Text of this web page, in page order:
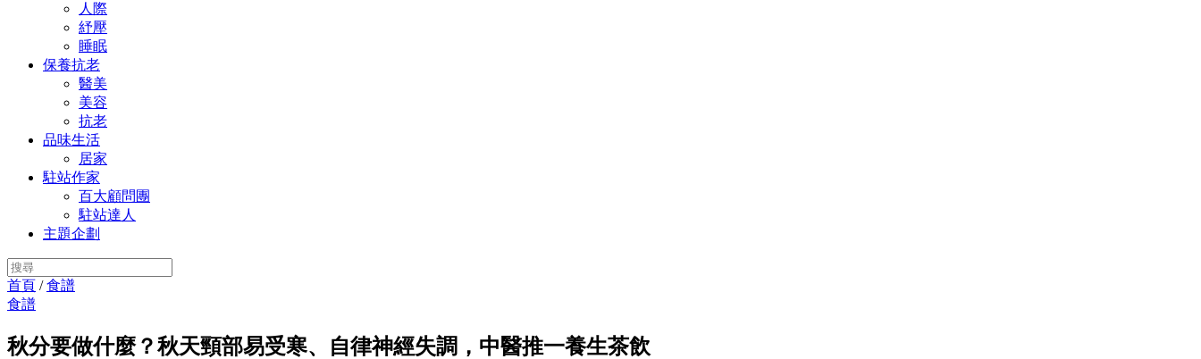
人際
紓壓
睡眠
保養抗老
醫美
美容
抗老
品味生活
居家
駐站作家
百大顧問團
駐站達人
主題企劃
首頁 /食譜
食譜
秋分要做什麼？秋天頸部易受寒、自律神經失調，中醫推一養生茶飲